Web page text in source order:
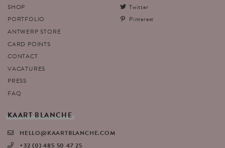
SHOP
PORTFOLIO
ANTWERP STORE
CARD POINTS
CONTACT
VACATURES
PRESS
FAQ
Twitter
Pinterest
KAART BLANCHE
HELLO@KAARTBLANCHE.COM
+32 (0) 485 50 47 25